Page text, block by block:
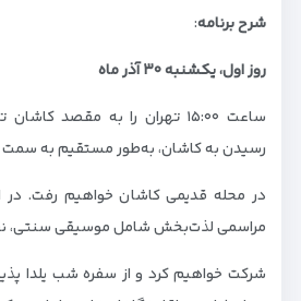
شرح برنامه:
روز اول، یکشنبه۳۰آذر ماه
ساعت ۱۵:۰۰ تهران را به مقصد
رسیدن به کاشان، به‌طور مستقیم به سمت
در محله قدیمی کاشان خواهیم رفت. در
مراسمی لذت‌بخش شامل موسیقی سنتی،
شرکت خواهیم کرد و از سفره شب یلدا